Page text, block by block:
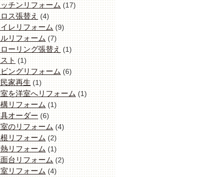
チンリフォーム(17)
ス張替え (4)
レリフォーム(9)
リフォーム(7)
ーリング張替え (1)
ト(1)
ングリフォーム(6)
家再生 (1)
を洋室へリフォーム(1)
リフォーム(1)
オーダー (6)
のリフォーム(4)
リフォーム (2)
リフォーム(1)
台リフォーム(2)
リフォーム (4)